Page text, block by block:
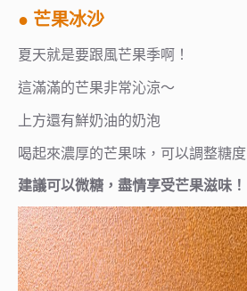
● 芒果冰沙
夏天就是要跟風芒果季啊！
這滿滿的芒果非常沁涼～
上方還有鮮奶油的奶泡
喝起來濃厚的芒果味，可以調整糖度
建議可以微糖，盡情享受芒果滋味！